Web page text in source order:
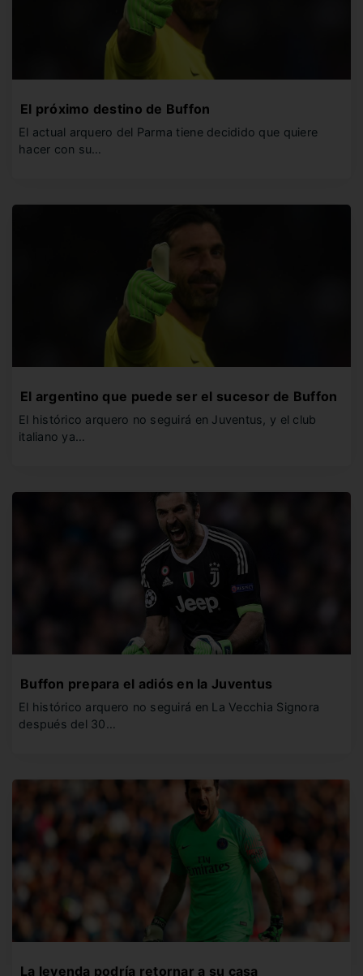
El próximo destino de Buffon
El actual arquero del Parma tiene decidido que quiere
hacer con su…
El argentino que puede ser el sucesor de Buffon
El histórico arquero no seguirá en Juventus, y el club
italiano ya…
Buffon prepara el adiós en la Juventus
El histórico arquero no seguirá en La Vecchia Signora
después del 30…
La leyenda podría retornar a su casa